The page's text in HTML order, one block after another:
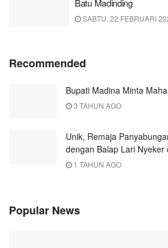
Batu Madinding
SABTU, 22 FEBRUARI
Recommended
Bupati Madina Minta
3 TAHUN AGO
Unik, Remaja
dengan Balap Lari Nyeker
1 TAHUN AGO
Popular News